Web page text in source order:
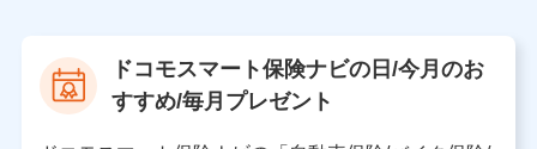
当社又は株式会社NTTドコモが提供する保険関連サービ
スにおけるユーザ登録受付および管理のため
ドコモスマート保険ナビの日/今月のお
すすめ/毎月プレゼント